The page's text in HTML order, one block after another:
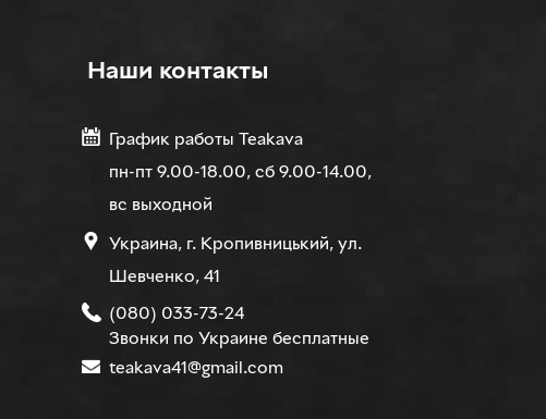
Наши контакты
График работы Teakava
пн-пт 9.00-18.00, сб 9.00-14.00,
вс выходной
Украина, г. Кропивницький, ул.
Шевченко, 41
(080) 033-73-24
Звонки по Украине бесплатные
teakava41@gmail.com